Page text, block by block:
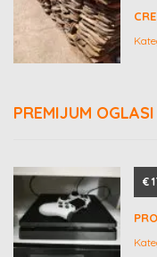
PREMIJUM OGLASI
€